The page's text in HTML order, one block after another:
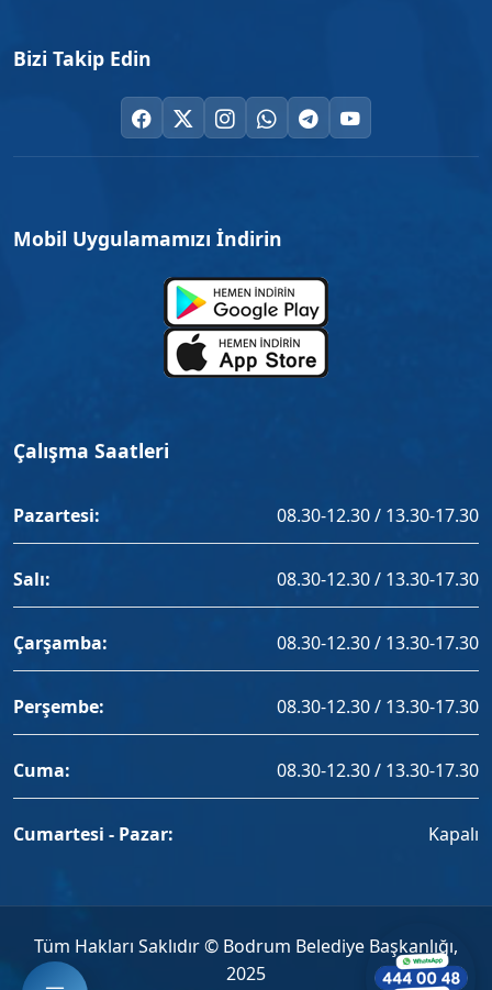
Bizi Takip Edin
Mobil Uygulamamızı İndirin
Çalışma Saatleri
Pazartesi: 08.30-12.30 / 13.30-17.30
Salı: 08.30-12.30 / 13.30-17.30
Çarşamba: 08.30-12.30 / 13.30-17.30
Perşembe: 08.30-12.30 / 13.30-17.30
Cuma: 08.30-12.30 / 13.30-17.30
Cumartesi - Pazar: Kapalı
Tüm Hakları Saklıdır © Bodrum Belediye Başkanlığı,
2025